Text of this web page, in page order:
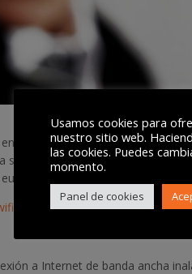
la modalidad deakiwifi
sus negociosdesde tan solo
o 20/20, por 99 euros (IVA
empresas/profesional
a Internet de banda ancha
Usamos cookies para
nuestro sitio web.
las cookies. Puedes
momento.
Panel de cookies